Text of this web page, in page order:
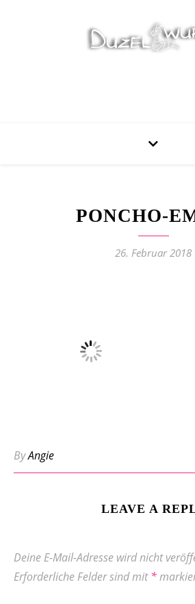
PONCHO-
26. Februar 2018
ByAngie
LEAVE A
Deine E-Mail-Adresse wird nicht
Erforderliche Felder sind mit*